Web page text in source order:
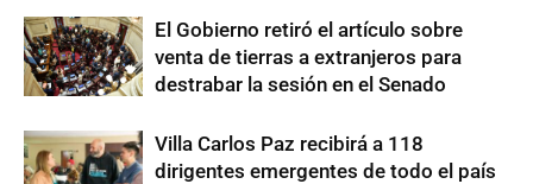
El Gobierno retiró el artículo sobre
venta de tierras a extranjeros para
destrabar la sesión en el Senado
Villa Carlos Paz recibirá a 118
dirigentes emergentes de todo el país